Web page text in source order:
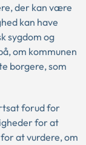
der kan være
kan have
sygdom og
om kommunen
borgere, som
forud for
for at
at vurdere, om